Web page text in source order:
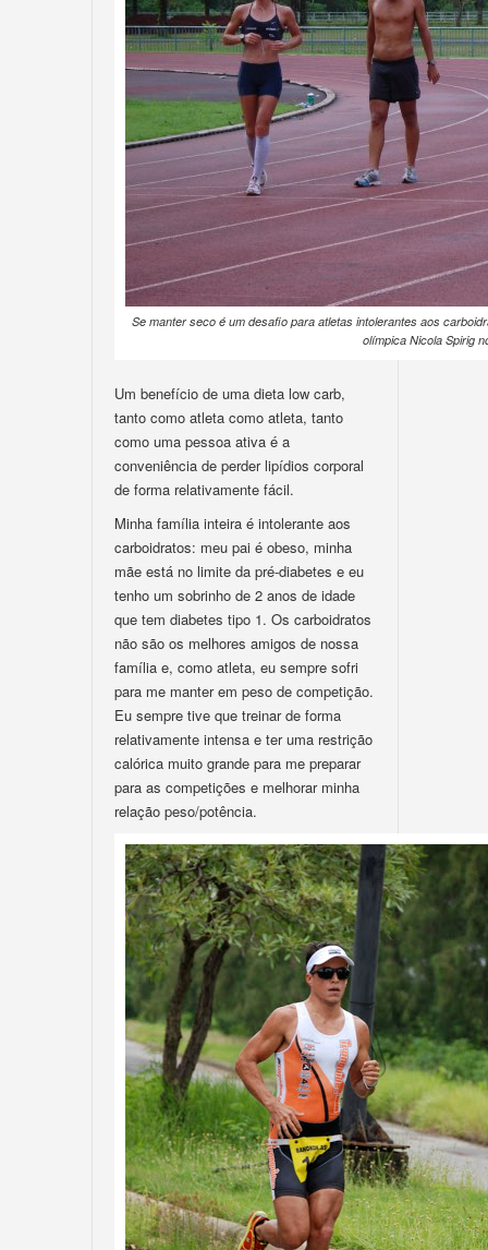
Se manter seco é um desafio para atletas intolerantes aos
olímpica Nicola Spirig
Um benefício de uma dieta low carb,
tanto como atleta como atleta, tanto
como uma pessoa ativa é a
conveniência de perder lipídios corporal
de forma relativamente fácil.
Minha família inteira é intolerante aos
carboidratos: meu pai é obeso, minha
mãe está no limite da pré-diabetes e eu
tenho um sobrinho de 2 anos de idade
que tem diabetes tipo 1. Os carboidratos
não são os melhores amigos de nossa
família e, como atleta, eu sempre sofri
para me manter em peso de competição.
Eu sempre tive que treinar de forma
relativamente intensa e ter uma restrição
calórica muito grande para me preparar
para as competições e melhorar minha
relação peso/potência.